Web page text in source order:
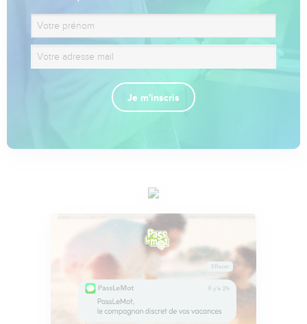
Je m'inscris